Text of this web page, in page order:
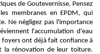
de Goutevernisse. Pensez
membranes en EPDM, qui
Ne négligez pas l'importance
l'accumulation d'eau
ont déjà fait confiance à
la rénovation de leur toiture.